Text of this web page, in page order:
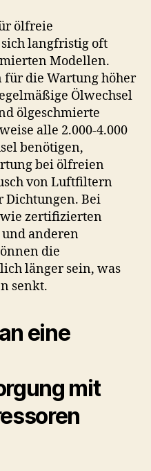
ölfreie
langfristig oft
Modellen.
die Wartung höher
Ölwechsel
ölgeschmierte
alle 2.000-4.000
benötigen,
bei ölfreien
von Luftfiltern
Dichtungen. Bei
zertifizierten
anderen
die
länger sein, was
senkt.
eine
mit